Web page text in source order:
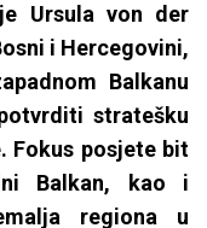
Ursula von der
i Hercegovini,
Balkanu
stratešku
Fokus posjete bit
Balkan, kao i
regiona u